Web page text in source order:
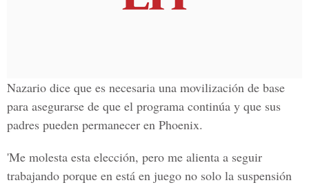
Nazario dice que es necesaria una movilización de base
para asegurarse de que el programa continúa y que sus
padres pueden permanecer en Phoenix.
'Me molesta esta elección, pero me alienta a seguir
trabajando porque en está en juego no solo la suspensión